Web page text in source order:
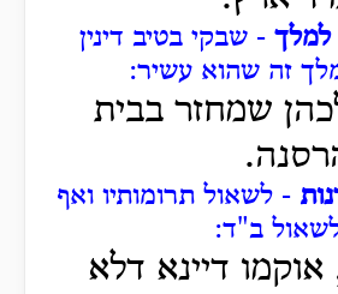
למלך - שבקי בטיב דינין
זה שהוא עשיר:
שמחזר בבית
- לשאול תרומותיו ואף
ב"ד:
דיינא דלא